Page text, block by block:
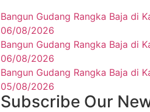
Bangun Gudang Rangka Baja di
06/08/2026
Bangun Gudang Rangka Baja di
06/08/2026
Bangun Gudang Rangka Baja di
05/08/2026
Subscribe Our